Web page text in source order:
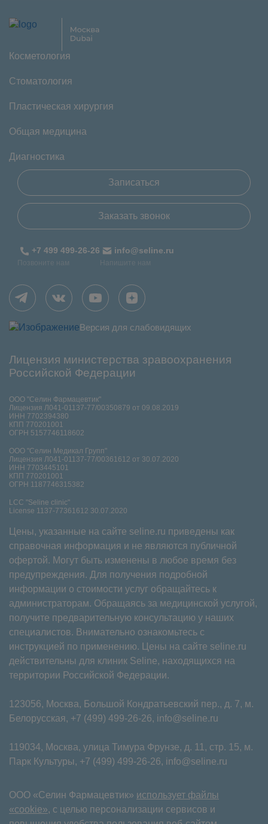
Косметология
Стоматология
Пластическая хирургия
Общая медицина
Диагностика
Записаться
Заказать звонок
+7 499 499-26-26
Позвоните нам
info@seline.ru
Напишите нам
Версия для слабовидящих
Лицензия министерства зравоохранения
Российской Федерации
ООО "Селин Фармацевтик"
Лицензия Л041-01137-77/00350879 от 09.08.2019
ИНН 7702394380
КПП 770201001
ОГРН 5157746118602
ООО "Селин Медикал Групп"
Лицензия Л041-01137-77/00361612 от 30.07.2020
ИНН 7703445101
КПП 770201001
ОГРН 1187746315382
LCC "Seline clinic"
License 1137-77361612 30.07.2020
Цены, указанные на сайте seline.ru приведены как
справочная информация и не являются публичной
офертой. Могут быть изменены в любое время без
предупреждения. Для получения подробной
информации о стоимости услуг обращайтесь к
администраторам. Обращаясь за медицинской услугой,
получите предварительную консультацию у наших
специалистов. Внимательно ознакомьтесь с
инструкцией по применению. Цены на сайте seline.ru
действительны для клиник Seline, находящихся на
территории Российской Федерации.
123056, Москва, Большой Кондратьевский пер., д. 7, м.
Белорусская, +7 (499) 499-26-26, info@seline.ru
119034, Москва, улица Тимура Фрунзе, д. 11⁠, стр. 15, м.
Парк Культуры, +7 (499) 499-26-26, info@seline.ru
ООО «Селин Фармацевтик» использует файлы
«cookie», с целью персонализации сервисов и